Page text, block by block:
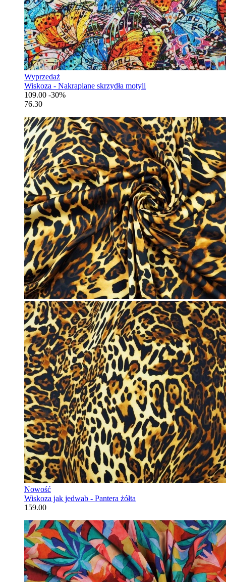
Wyprzedaż
Wiskoza - Nakrapiane skrzydła motyli
109.00 -30%
76.30
Nowość
Wiskoza jak jedwab - Pantera żółta
159.00